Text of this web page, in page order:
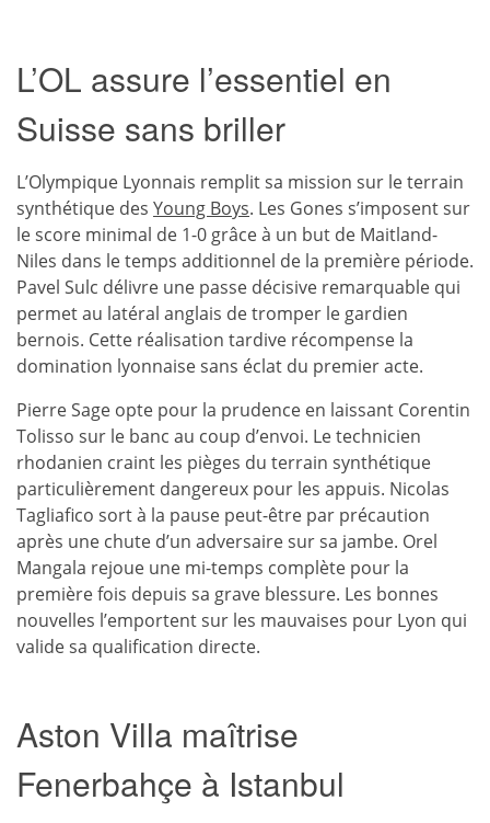
L’OL assure l’essentiel en
Suisse sans briller
L’Olympique Lyonnais remplit sa mission sur le terrain
synthétique des Young Boys. Les Gones s’imposent sur
le score minimal de 1-0 grâce à un but de Maitland-
Niles dans le temps additionnel de la première période.
Pavel Sulc délivre une passe décisive remarquable qui
permet au latéral anglais de tromper le gardien
bernois. Cette réalisation tardive récompense la
domination lyonnaise sans éclat du premier acte.
Pierre Sage opte pour la prudence en laissant Corentin
Tolisso sur le banc au coup d’envoi. Le technicien
rhodanien craint les pièges du terrain synthétique
particulièrement dangereux pour les appuis. Nicolas
Tagliafico sort à la pause peut-être par précaution
après une chute d’un adversaire sur sa jambe. Orel
Mangala rejoue une mi-temps complète pour la
première fois depuis sa grave blessure. Les bonnes
nouvelles l’emportent sur les mauvaises pour Lyon qui
valide sa qualification directe.
Aston Villa maîtrise
Fenerbahçe à Istanbul